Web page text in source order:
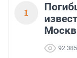
1
92 385